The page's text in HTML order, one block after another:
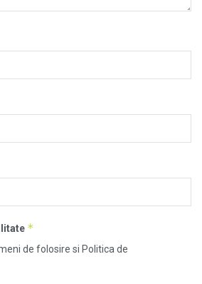
*
de folosire si Politica de